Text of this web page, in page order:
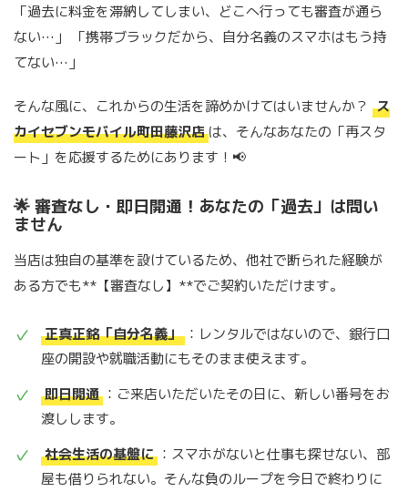
「過去に料金を滞納してしまい、どこへ行っても審査が通ら
ない…」 「携帯ブラックだから、自分名義のスマホはもう持
てない…」
そんな風に、これからの生活を諦めかけてはいませんか？ ス
カイセブンモバイル町田藤沢店 は、そんなあなたの「再スタ
ート」を応援するためにあります！📢
🌟 審査なし・即日開通！あなたの「過去」は問い
ません
当店は独自の基準を設けているため、他社で断られた経験が
ある方でも**【審査なし】**でご契約いただけます。
正真正銘「自分名義」 ：レンタルではないので、銀行口
座の開設や就職活動にもそのまま使えます。
即日開通 ：ご来店いただいたその日に、新しい番号をお
渡しします。
社会生活の基盤に ：スマホがないと仕事も探せない、部
屋も借りられない。そんな負のループを今日で終わりに